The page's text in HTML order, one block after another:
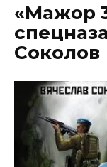
«Мажор
Соколов